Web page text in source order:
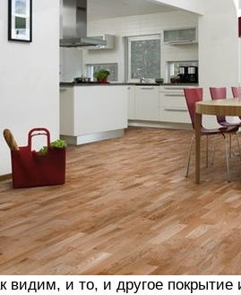
видим, и то, и другое